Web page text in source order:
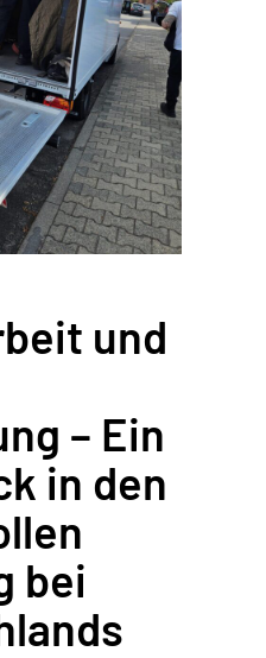
und
– Ein
in den
bei